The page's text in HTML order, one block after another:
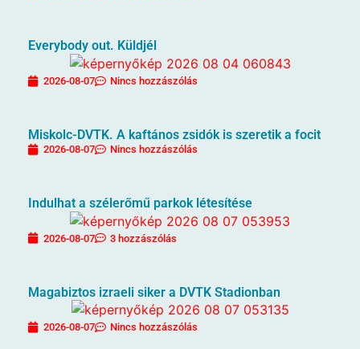
Everybody out. Küldjél
2026-08-07 Nincs hozzászólás
Miskolc-DVTK. A kaftános zsidók is szeretik a focit
2026-08-07 Nincs hozzászólás
Indulhat a szélerőmű parkok létesítése
2026-08-07 3 hozzászólás
Magabiztos izraeli siker a DVTK Stadionban
2026-08-07 Nincs hozzászólás